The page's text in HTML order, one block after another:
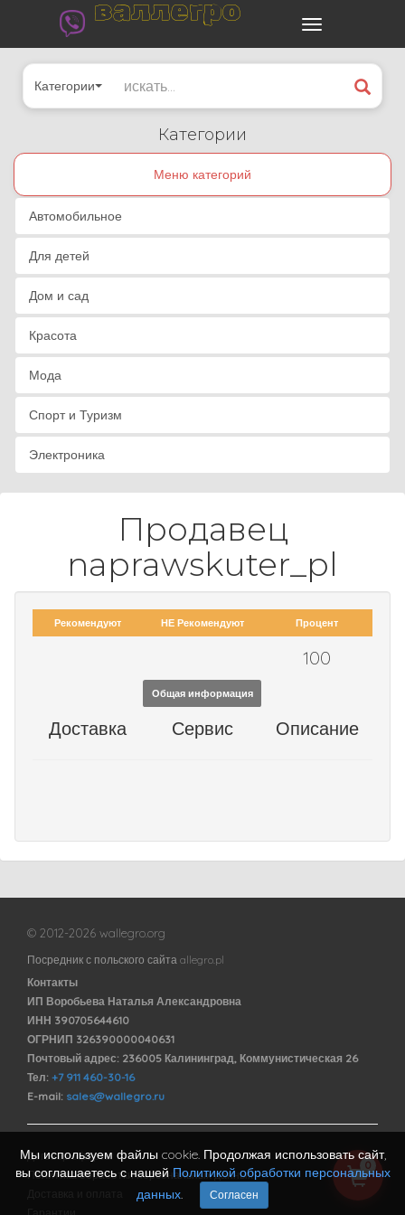
валлегро
Категории
Категории
Меню категорий
Автомобильное
Для детей
Дом и сад
Красота
Мода
Спорт и Туризм
Электроника
Продавец
naprawskuter_pl
Рекомендуют НЕ Рекомендуют Процент
100
Общая информация
Доставка Сервис Описание
© 2012-2026 wallegro.org
Посредник с польского сайта allegro.pl
Контакты
ИП Воробьева Наталья Александровна
ИНН 390705644610
ОГРНИП 326390000040631
Почтовый адрес: 236005 Калининград, Коммунистическая 26
Тел: +7 911 460-30-16
E-mail: sales@wallegro.ru
Договор оферты
Политика обработки персональных данных
0
Мы используем файлы cookie. Продолжая использовать сайт,
вы соглашаетесь с нашей Политикой обработки персональных
данных
Согласен